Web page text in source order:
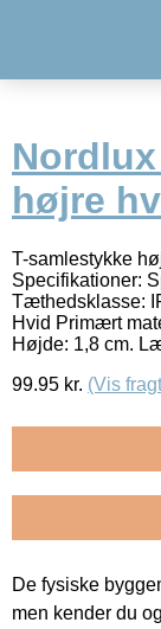
højre
T-samlestykke
Specifikationer:
Tæthedsklasse:
Hvid Primært
Højde: 1,8 cm.
99.95 kr. (Vis
De fysiske
men kender du